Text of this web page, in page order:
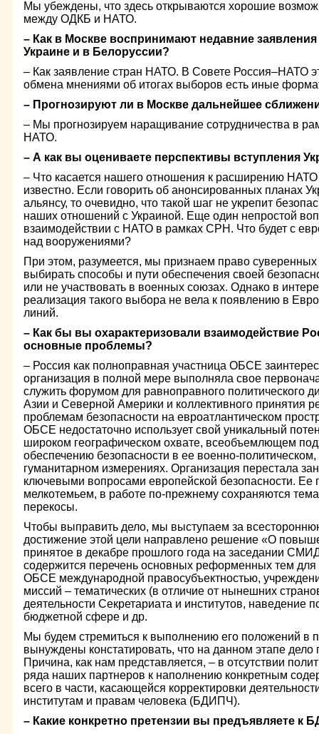
Мы убеждены, что здесь открываются хорошие
между ОДКБ и НАТО.
– Как в Москве воспринимают недавние
Украине и в Белоруссии?
– Как заявление стран НАТО. В Совете Россия–НАТО
обмена мнениями об итогах выборов есть иные
– Прогнозируют ли в Москве дальнейшее
– Мы прогнозируем наращивание сотрудничества в
НАТО.
– А как вы оцениваете перспективы вступления
– Что касается нашего отношения к расширению НАТО
известно. Если говорить об анонсированных планах
альянсу, то очевидно, что такой шаг не укрепит
наших отношений с Украиной. Еще один непростой
взаимодействии с НАТО в рамках СРН. Что будет с
над вооружениями?
При этом, разумеется, мы признаем право суверенных
выбирать способы и пути обеспечения своей
или не участвовать в военных союзах. Однако в
реализация такого выбора не вела к появлению в
линий.
– Как бы вы охарактеризовали взаимодействие
основные проблемы?
– Россия как полноправная участница ОБСЕ
организация в полной мере выполняла свое
служить форумом для равноправного политического
Азии и Северной Америки и коллективного принятия
проблемам безопасности на евроатлантическом
ОБСЕ недостаточно использует свой уникальный
широком географическом охвате, всеобъемлющем
обеспечению безопасности в ее военно-
гуманитарном измерениях. Организация перестала
ключевыми вопросами европейской безопасности. Ее
мелкотемьем, в работе по-прежнему сохраняются
перекосы.
Чтобы выправить дело, мы выступаем за
достижение этой цели направлено решение «О
принятое в декабре прошлого года на заседании
содержится перечень основных реформенных тем для
ОБСЕ международной правосубъектностью,
миссий – тематических (в отличие от нынешних
деятельности Секретариата и институтов, наведение
бюджетной сфере и др.
Мы будем стремиться к выполнению его положений в
вынуждены констатировать, что на данном этапе дело
Причина, как нам представляется, – в отсутствии
ряда наших партнеров к наполнению конкретным
всего в части, касающейся корректировки
институтам и правам человека (БДИПЧ).
– Какие конкретно претензии вы предъявляете к